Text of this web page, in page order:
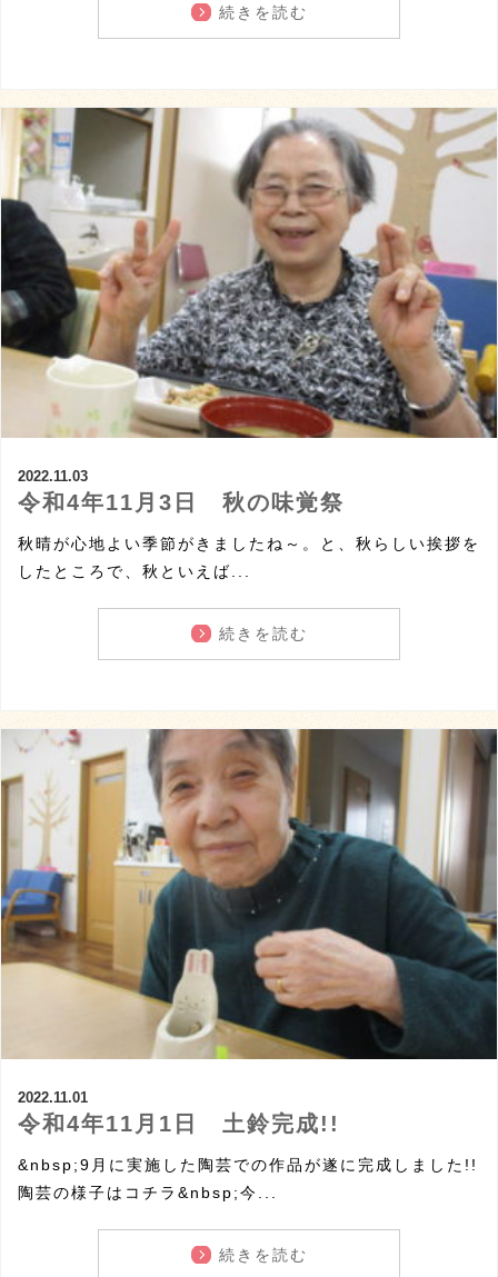
続きを読む
2022.11.03
令和4年11月3日 秋の味覚祭
秋晴が心地よい季節がきましたね～。と、秋らしい挨拶を
したところで、秋といえば...
続きを読む
2022.11.01
令和4年11月1日 土鈴完成!!
&nbsp;9月に実施した陶芸での作品が遂に完成しました!!
陶芸の様子はコチラ&nbsp;今...
続きを読む